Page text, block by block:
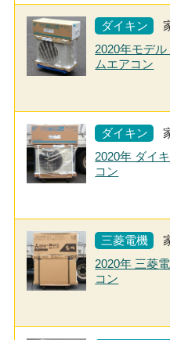
ダイキン
2020年モデ
ムエアコン
ダイキン
2020年 ダイ
コン
三菱電機
2020年 三菱
コン